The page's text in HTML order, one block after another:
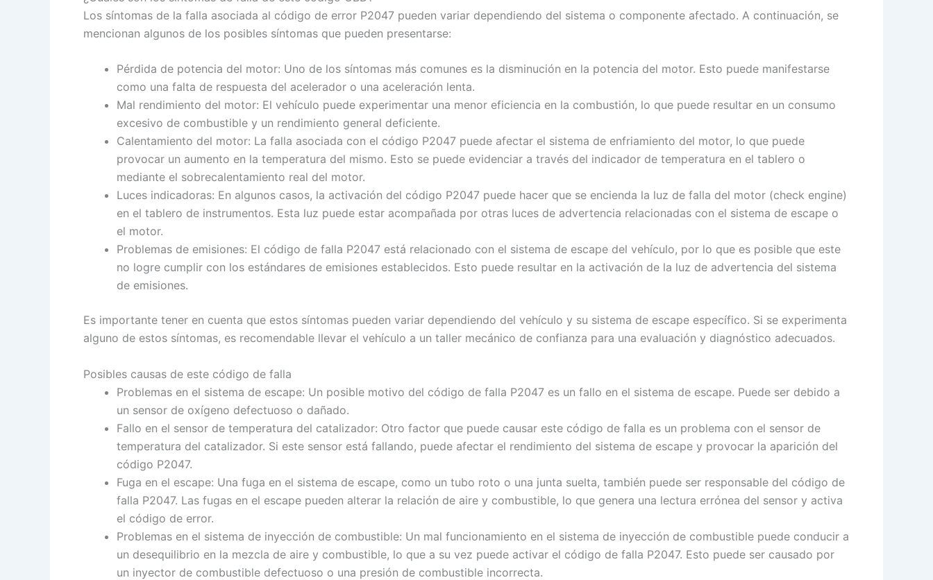
Los síntomas de la falla asociada al código de error P2047 pueden variar dependiendo del sistema o componente afectado. A continuación, se
mencionan algunos de los posibles síntomas que pueden presentarse:
Pérdida de potencia del motor: Uno de los síntomas más comunes es la disminución en la potencia del motor. Esto puede manifestarse
como una falta de respuesta del acelerador o una aceleración lenta.
Mal rendimiento del motor: El vehículo puede experimentar una menor eficiencia en la combustión, lo que puede resultar en un consumo
excesivo de combustible y un rendimiento general deficiente.
Calentamiento del motor: La falla asociada con el código P2047 puede afectar el sistema de enfriamiento del motor, lo que puede
provocar un aumento en la temperatura del mismo. Esto se puede evidenciar a través del indicador de temperatura en el tablero o
mediante el sobrecalentamiento real del motor.
Luces indicadoras: En algunos casos, la activación del código P2047 puede hacer que se encienda la luz de falla del motor (check engine)
en el tablero de instrumentos. Esta luz puede estar acompañada por otras luces de advertencia relacionadas con el sistema de escape o
el motor.
Problemas de emisiones: El código de falla P2047 está relacionado con el sistema de escape del vehículo, por lo que es posible que este
no logre cumplir con los estándares de emisiones establecidos. Esto puede resultar en la activación de la luz de advertencia del sistema
de emisiones.
Es importante tener en cuenta que estos síntomas pueden variar dependiendo del vehículo y su sistema de escape específico. Si se experimenta
alguno de estos síntomas, es recomendable llevar el vehículo a un taller mecánico de confianza para una evaluación y diagnóstico adecuados.
Posibles causas de este código de falla
Problemas en el sistema de escape: Un posible motivo del código de falla P2047 es un fallo en el sistema de escape. Puede ser debido a
un sensor de oxígeno defectuoso o dañado.
Fallo en el sensor de temperatura del catalizador: Otro factor que puede causar este código de falla es un problema con el sensor de
temperatura del catalizador. Si este sensor está fallando, puede afectar el rendimiento del sistema de escape y provocar la aparición del
código P2047.
Fuga en el escape: Una fuga en el sistema de escape, como un tubo roto o una junta suelta, también puede ser responsable del código de
falla P2047. Las fugas en el escape pueden alterar la relación de aire y combustible, lo que genera una lectura errónea del sensor y activa
el código de error.
Problemas en el sistema de inyección de combustible: Un mal funcionamiento en el sistema de inyección de combustible puede conducir a
un desequilibrio en la mezcla de aire y combustible, lo que a su vez puede activar el código de falla P2047. Esto puede ser causado por
un inyector de combustible defectuoso o una presión de combustible incorrecta.